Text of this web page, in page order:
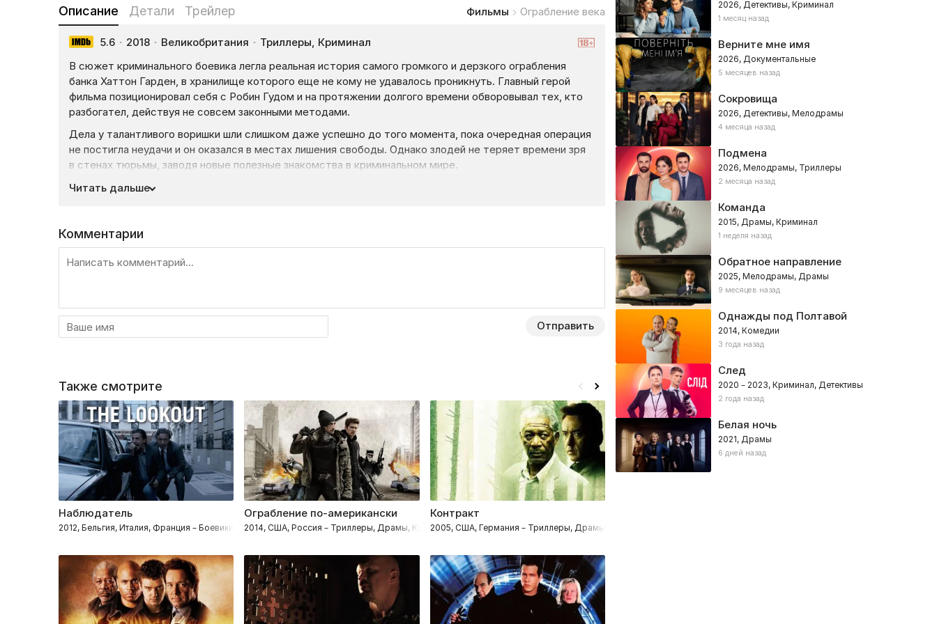
Описание Детали Трейлер Фильмы Ограбление века
5.6 · 2018 · Великобритания · Триллеры, Криминал
В сюжет криминального боевика легла реальная история самого громкого и дерзкого ограбления
банка Хаттон Гарден, в хранилище которого еще не кому не удавалось проникнуть. Главный герой
фильма позиционировал себя с Робин Гудом и на протяжении долгого времени обворовывал тех, кто
разбогател, действуя не совсем законными методами.
Дела у талантливого воришки шли слишком даже успешно до того момента, пока очередная операция
не постигла неудачи и он оказался в местах лишения свободы. Однако злодей не теряет времени зря
в стенах тюрьмы, заводя новые полезные знакомства в криминальном мире.
Отсидев три года, профессиональный вор, по рекомендации сокамерников, приходит на встречу
на весь мир. После обсуждения всех подробностей, главный герой решает привлечь к этому делу
бывших преступников, настоящих профессионалов, как и он сам.
Понимая, что это дело может стать для них последним и есть вероятность риска, бандиты
В итоге налетчики вынесут из хранилища банка наличные и драгоценности на сумму 200 миллионов
фунтов…
Читать дальше
Комментарии
Отправить
2026, Детективы, Криминал
1 месяц назад
Верните мне имя
2026, Документальные
5 месяцев назад
Сокровища
2026, Детективы, Мелодрамы
4 месяца назад
Подмена
2026, Мелодрамы, Триллеры
2 месяца назад
Команда
2015, Драмы, Криминал
1 неделя назад
Обратное направление
2025, Мелодрамы, Драмы
9 месяцев назад
Однажды под Полтавой
2014, Комедии
3 года назад
След
2020 – 2023, Криминал, Детективы
2 года назад
Белая ночь
2021, Драмы
6 дней назад
Также смотрите
Наблюдатель
2012, Бельгия, Италия, Франция – Боевики, Криминал, Триллеры
Ограбление по-американски
2014, США, Россия – Триллеры, Драмы, Криминал, Боевики
Контракт
2005, США, Германия – Триллеры, Драмы, Криминал, Боевики